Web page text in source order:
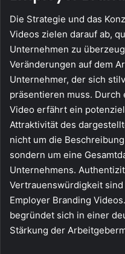
Die Strategie und das
Videos zielen darauf ab,
Unternehmen zu
Veränderungen auf dem
Unternehmer, der sich
präsentieren muss. Durch
Video erfährt ein
Attraktivität des
nicht um die
sondern um eine
Unternehmens.
Vertrauenswürdigkeit
Employer Branding
begründet sich in einer
Stärkung der